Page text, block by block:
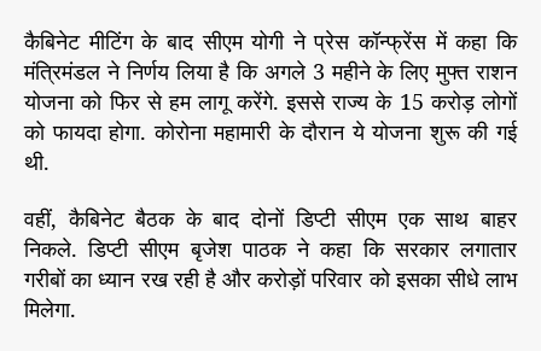
कैबिनेट मीटिंग के बाद सीएम योगी ने प्रेस कॉन्फ्रेंस में कहा कि
मंत्रिमंडल ने निर्णय लिया है कि अगले 3 महीने के लिए मुफ्त राशन
योजना को फिर से हम लागू करेंगे. इससे राज्य के 15 करोड़ लोगों
को फायदा होगा. कोरोना महामारी के दौरान ये योजना शुरू की गई
थी.
वहीं, कैबिनेट बैठक के बाद दोनों डिप्टी सीएम एक साथ बाहर
निकले. डिप्टी सीएम बृजेश पाठक ने कहा कि सरकार लगातार
गरीबों का ध्यान रख रही है और करोड़ों परिवार को इसका सीधे लाभ
मिलेगा.